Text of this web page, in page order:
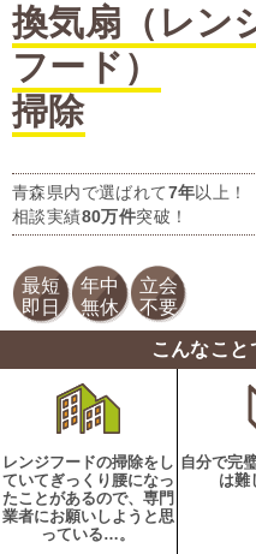
換気扇（レン
フード）
掃除
青森県内で選ばれて7年以上！
相談実績80万件突破！
最短
即日
年中
無休
立会
不要
こんなこ
レンジフードの掃除をし
ていてぎっくり腰になっ
たことがあるので、専門
業者にお願いしようと思
っている…。
自分で完
は難